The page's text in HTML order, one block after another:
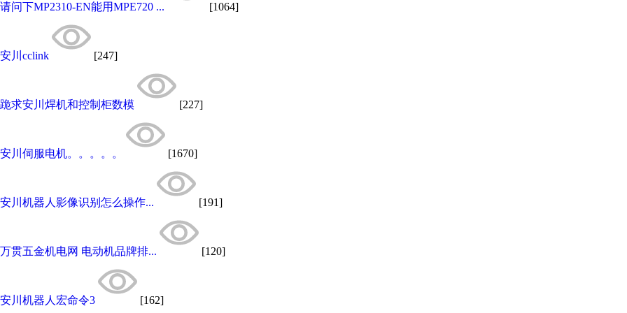
请问下MP2310-EN能用MPE720 ... [1064]
安川cclink [247]
跪求安川焊机和控制柜数模 [227]
安川伺服电机。。。。。 [1670]
安川机器人影像识别怎么操作... [191]
万贯五金机电网 电动机品牌排... [120]
安川机器人宏命令3 [162]